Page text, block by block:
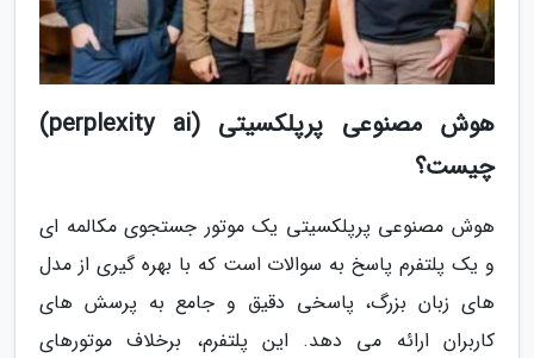
هوش مصنوعی پرپلکسیتی (perplexity ai)
چیست؟
هوش مصنوعی پرپلکسیتی یک موتور جستجوی مکالمه ای
و یک پلتفرم پاسخ به سوالات است که با بهره گیری از مدل
های زبان بزرگ، پاسخی دقیق و جامع به پرسش های
کاربران ارائه می دهد. این پلتفرم، برخلاف موتورهای